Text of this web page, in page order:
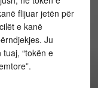
flijuar jetën për
e kanë
Ju
“tokën e